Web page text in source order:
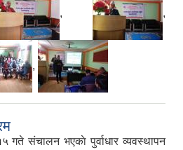
, ,
,
गते संचालन भएकाे पुर्वाधार व्यवस्थापन